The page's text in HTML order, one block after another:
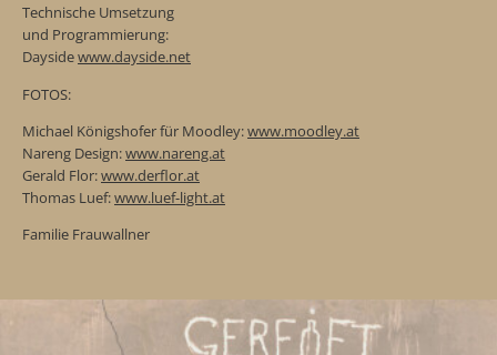
Technische Umsetzung
und Programmierung:
Daysidewww.dayside.net
FOTOS:
Michael Königshofer für Moodley:www.moodley.at
Nareng Design:www.nareng.at
Gerald Flor:www.derflor.at
Thomas Luef:www.luef-light.at
Familie Frauwallner